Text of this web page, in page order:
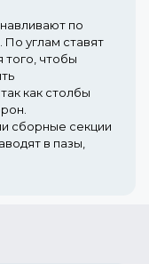
по
углам ставят
того, чтобы
как столбы
сборные секции
в пазы,